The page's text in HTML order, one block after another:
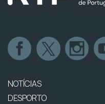
NOTÍCIAS
DESPORTO